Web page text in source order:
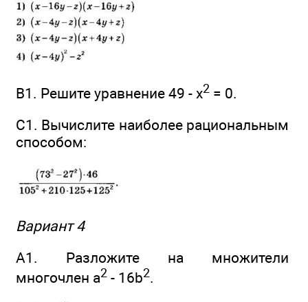
B1. Решите уравнение 49 - x2 = 0.
C1. Вычислите наиболее рациональным
способом:
Вариант 4
А1. Разложите на множители
многочлен a2 - 16b2.